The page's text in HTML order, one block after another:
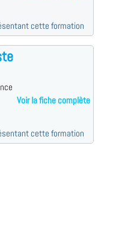
cette formation
Voir la fiche complète
cette formation